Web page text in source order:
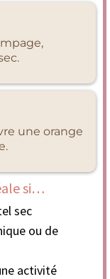
une orange
si…
sec
ou de
activité